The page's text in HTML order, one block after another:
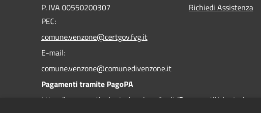
P. IVA 00550200307
PEC:
comune.venzone@certgov.fvg.it
E-mail:
comune.venzone@comunedivenzone.it
Pagamenti tramite PagoPA
https://pagamentivolontari.regione.fvg.it/PagamentiVolontari
Richiedi Assistenza